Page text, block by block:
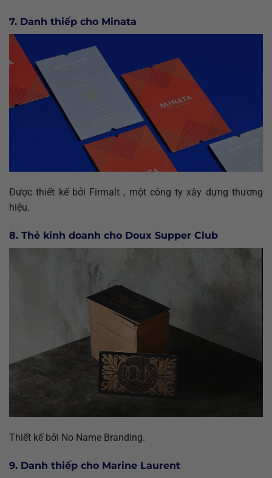
7. Danh thiếp cho Minata
Được thiết kế bởi Firmalt , một công ty xây dựng thương
hiệu.
8. Thẻ kinh doanh cho Doux Supper Club
Thiết kế bởi No Name Branding.
9. Danh thiếp cho Marine Laurent